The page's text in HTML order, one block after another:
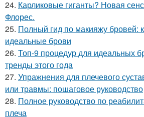
24. Карликовые гиганты? Новая
Флорес.
25. Полный гид по макияжу бровей:
идеальные брови
26. Топ-9 процедур для идеальных
тренды этого года
27. Упражнения для плечевого
или травмы: пошаговое руководство
28. Полное руководство по
плеча